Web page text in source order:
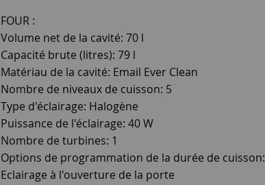
FOUR :
Volume net de la cavité: 70 l
Capacité brute (litres): 79 l
Matériau de la cavité: Email Ever Clean
Nombre de niveaux de cuisson: 5
Type d'éclairage: Halogène
Puissance de l'éclairage: 40 W
Nombre de turbines: 1
Options de programmation de la durée de
Eclairage à l'ouverture de la porte